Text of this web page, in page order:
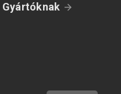
Gyártóknak